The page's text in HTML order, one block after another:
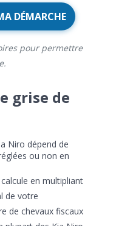
DÉMARCHE
pour permettre
grise de
Niro dépend de
ou non en
calcule en multipliant
de votre
de chevaux fiscaux